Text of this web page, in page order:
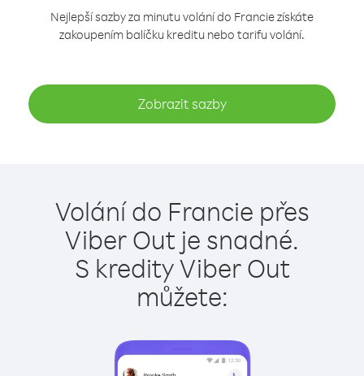
Nejlepší sazby za minutu volání do Francie získáte
zakoupením balíčku kreditu nebo tarifu volání.
Zobrazit sazby
Volání do Francie přes
Viber Out je snadné.
S kredity Viber Out
můžete: